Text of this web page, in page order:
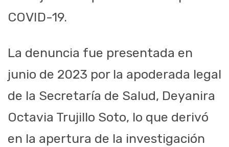
COVID-19.
La denuncia fue presentada en
junio de 2023 por la apoderada legal
de la Secretaría de Salud, Deyanira
Octavia Trujillo Soto, lo que derivó
en la apertura de la investigación